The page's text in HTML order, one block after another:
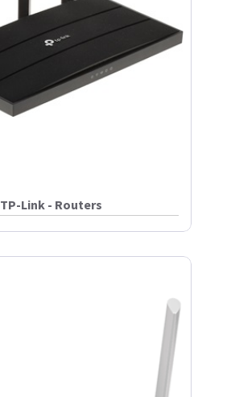
TP-Link - Routers